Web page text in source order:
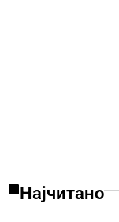
Најчитано